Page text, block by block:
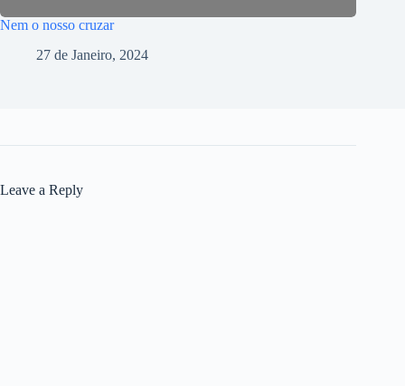
Nem o nosso cruzar
27 de Janeiro, 2024
Leave a Reply